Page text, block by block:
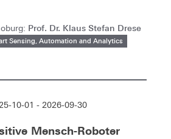
Prof. Dr. Klaus Stefan Drese
Sensing, Automation and Analytics
10-01 - 2026-09-30
Mensch-Roboter